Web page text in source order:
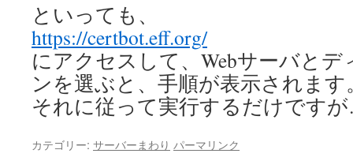
といっても、
https://certbot.eff.org/
にアクセスして、Webサーバと
ンを選ぶと、手順が表示されます
それに従って実行するだけです
カテゴリー: サーバーまわり パーマリンク